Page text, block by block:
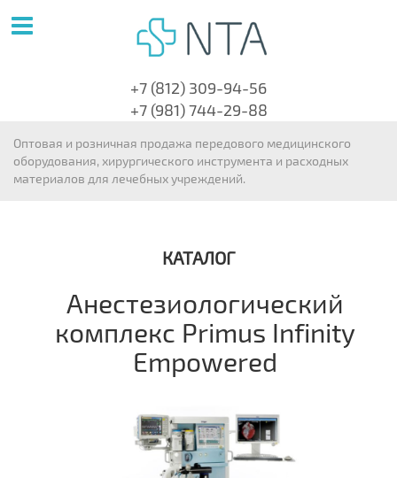
+7 (812) 309-94-56
+7 (981) 744-29-88
Оптовая и розничная продажа передового медицинского
оборудования, хирургического инструмента и расходных
материалов для лечебных учреждений.
КАТАЛОГ
Анестезиологический
комплекс Primus Infinity
Empowered